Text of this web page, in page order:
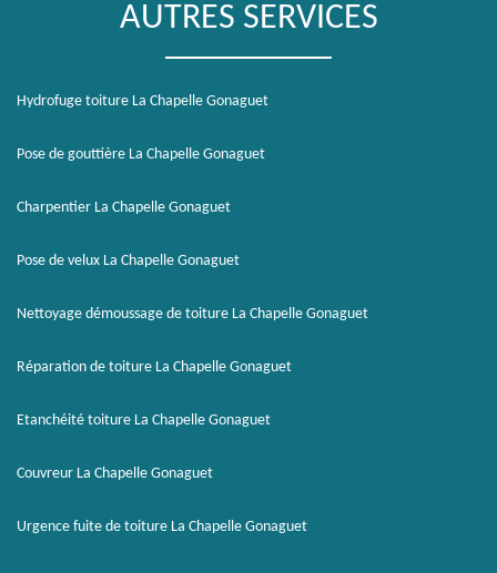
AUTRES SERVICES
Hydrofuge toiture La Chapelle Gonaguet
Pose de gouttière La Chapelle Gonaguet
Charpentier La Chapelle Gonaguet
Pose de velux La Chapelle Gonaguet
Nettoyage démoussage de toiture La Chapelle Gonaguet
Réparation de toiture La Chapelle Gonaguet
Etanchéité toiture La Chapelle Gonaguet
Couvreur La Chapelle Gonaguet
Urgence fuite de toiture La Chapelle Gonaguet